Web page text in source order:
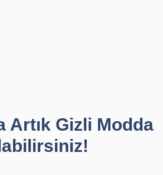
Artık Gizli Modda